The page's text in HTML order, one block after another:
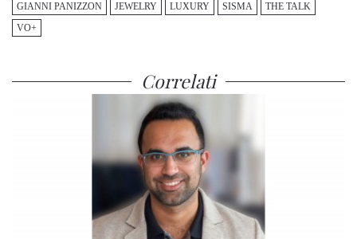
GIANNI PANIZZON JEWELRY LUXURY SISMA
THE TALK
VO+
Correlati